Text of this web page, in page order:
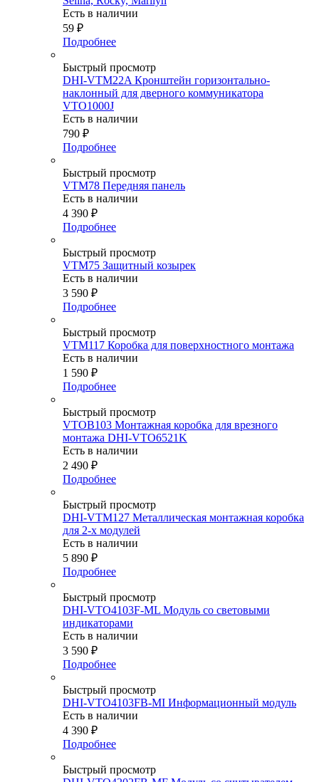
Есть в наличии
59 ₽
Подробнее
Быстрый просмотр
DHI-VTM22A Кронштейн горизонтально-
наклонный для дверного коммуникатора
VTO1000J
Есть в наличии
790 ₽
Подробнее
Быстрый просмотр
VTM78 Передняя панель
Есть в наличии
4 390 ₽
Подробнее
Быстрый просмотр
VTM75 Защитный козырек
Есть в наличии
3 590 ₽
Подробнее
Быстрый просмотр
VTM117 Коробка для поверхностного монтажа
Есть в наличии
1 590 ₽
Подробнее
Быстрый просмотр
VTOB103 Монтажная коробка для врезного
монтажа DHI-VTO6521K
Есть в наличии
2 490 ₽
Подробнее
Быстрый просмотр
DHI-VTM127 Металлическая монтажная коробка
для 2-х модулей
Есть в наличии
5 890 ₽
Подробнее
Быстрый просмотр
DHI-VTO4103F-ML Модуль со световыми
индикаторами
Есть в наличии
3 590 ₽
Подробнее
Быстрый просмотр
DHI-VTO4103FB-MI Информационный модуль
Есть в наличии
4 390 ₽
Подробнее
Быстрый просмотр